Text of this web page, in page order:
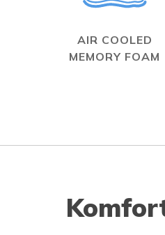
AIR COOLED
MEMORY FOAM